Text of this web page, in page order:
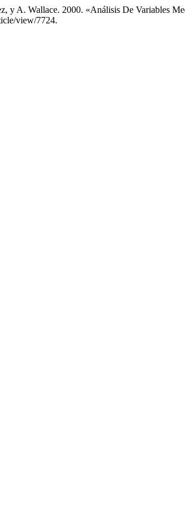
y A. Wallace. 2000. «Análisis De Variables
view/7724.